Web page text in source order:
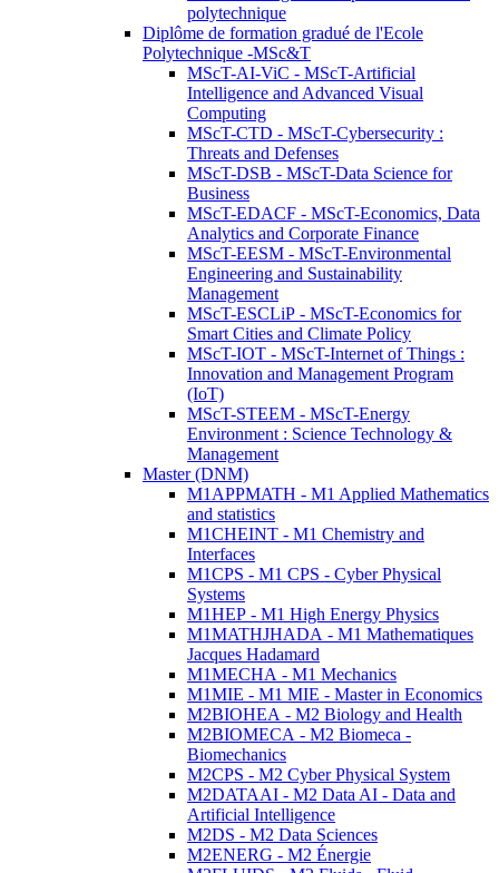
polytechnique
Diplôme de formation gradué de l'Ecole
Polytechnique -MSc&T
MScT-AI-ViC - MScT-Artificial
Intelligence and Advanced Visual
Computing
MScT-CTD - MScT-Cybersecurity :
Threats and Defenses
MScT-DSB - MScT-Data Science for
Business
MScT-EDACF - MScT-Economics, Data
Analytics and Corporate Finance
MScT-EESM - MScT-Environmental
Engineering and Sustainability
Management
MScT-ESCLiP - MScT-Economics for
Smart Cities and Climate Policy
MScT-IOT - MScT-Internet of Things :
Innovation and Management Program
(IoT)
MScT-STEEM - MScT-Energy
Environment : Science Technology &
Management
Master (DNM)
M1APPMATH - M1 Applied Mathematics
and statistics
M1CHEINT - M1 Chemistry and
Interfaces
M1CPS - M1 CPS - Cyber Physical
Systems
M1HEP - M1 High Energy Physics
M1MATHJHADA - M1 Mathematiques
Jacques Hadamard
M1MECHA - M1 Mechanics
M1MIE - M1 MIE - Master in Economics
M2BIOHEA - M2 Biology and Health
M2BIOMECA - M2 Biomeca -
Biomechanics
M2CPS - M2 Cyber Physical System
M2DATAAI - M2 Data AI - Data and
Artificial Intelligence
M2DS - M2 Data Sciences
M2ENERG - M2 Énergie